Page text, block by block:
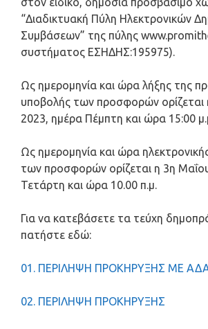
“Διαδικτυακή Πύλη Ηλεκτρονικών
Συμβάσεων” της πύλης
συστήματος ΕΣΗΔΗΣ:195975).
Ως ημερομηνία και ώρα λήξης της
υποβολής των προσφορών ορίζεται
2023, ημέρα Πέμπτη και ώρα 15:00
Ως ημερομηνία και ώρα
των προσφορών ορίζεται η 3η
Τετάρτη και ώρα 10.00 π.μ.
Για να κατεβάσετε τα τεύχη
πατήστε εδώ:
01. ΠΕΡΙΛΗΨΗ ΠΡΟΚΗΡΥΞΗΣ ΜΕ
02. ΠΕΡΙΛΗΨΗ ΠΡΟΚΗΡΥΞΗΣ